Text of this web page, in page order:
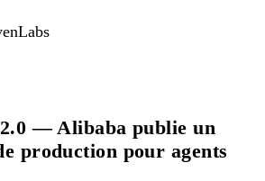
2.0 — Alibaba publie un
production pour agents